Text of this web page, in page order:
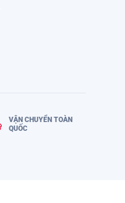
VẬN CHUYỂN TOÀN
QUỐC